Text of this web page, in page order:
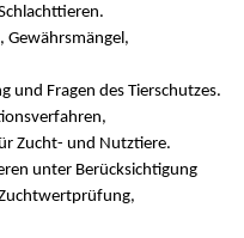
Gewährsmängel,
und Fragen des Tierschutzes.
Zucht- und Nutztiere.
unter Berücksichtigung